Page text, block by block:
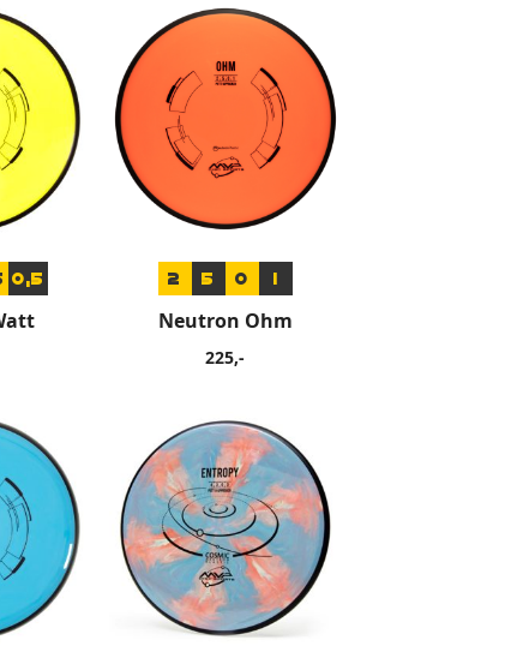
0,5 2 5 0 1
Neutron Ohm
225,-